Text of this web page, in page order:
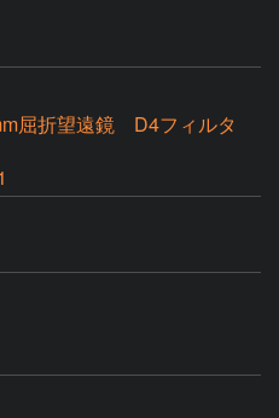
屈折望遠鏡 D4フィルタ